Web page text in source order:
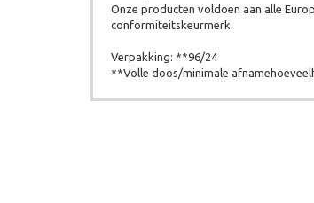
Onze producten voldoen aan alle
conformiteitskeurmerk.
Verpakking: **96/24
**Volle doos/minimale